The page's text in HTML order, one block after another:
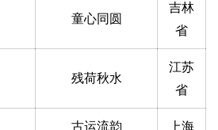
童心同圆
吉林
省
残荷秋水
江苏
省
古运流韵 上海